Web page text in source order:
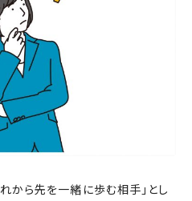
から先を一緒に歩む相手」とし